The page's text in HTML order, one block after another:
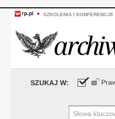
SZKOLENIA I KONFERENCJE
SZUKAJ W: